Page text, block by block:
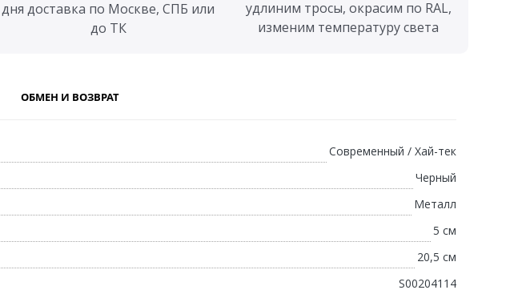
дня доставка по Москве, СПБ или
до ТК
удлиним тросы, окрасим по RAL,
изменим температуру света
ОБМЕН И ВОЗВРАТ
Современный / Хай-тек
Черный
Металл
5 см
20,5 см
S00204114